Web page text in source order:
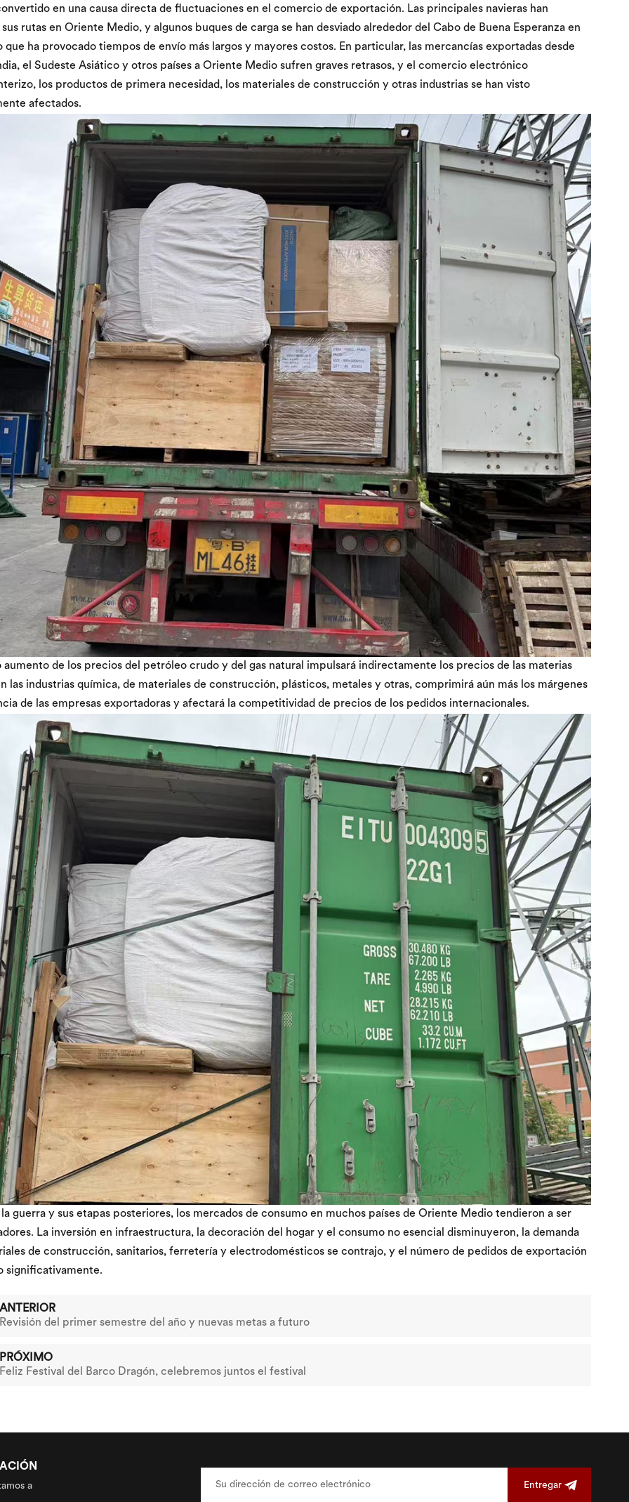
en una causa directa de fluctuaciones en el comercio de exportación. Las principales navieras han
rutas en Oriente Medio, y algunos buques de carga se han desviado alrededor del Cabo de Buena Esperanza en
que ha provocado tiempos de envío más largos y mayores costos. En particular, las mercancías exportadas desde
el Sudeste Asiático y otros países a Oriente Medio sufren graves retrasos, y el comercio electrónico
los productos de primera necesidad, los materiales de construcción y otras industrias se han visto
afectados.
aumento de los precios del petróleo crudo y del gas natural impulsará indirectamente los precios de las materias
las industrias química, de materiales de construcción, plásticos, metales y otras, comprimirá aún más los márgenes
de las empresas exportadoras y afectará la competitividad de precios de los pedidos internacionales.
guerra y sus etapas posteriores, los mercados de consumo en muchos países de Oriente Medio tendieron a ser
La inversión en infraestructura, la decoración del hogar y el consumo no esencial disminuyeron, la demanda
de construcción, sanitarios, ferretería y electrodomésticos se contrajo, y el número de pedidos de exportación
significativamente.
ANTERIOR
Revisión del primer semestre del año y nuevas metas a futuro
PRÓXIMO
Feliz Festival del Barco Dragón, celebremos juntos el festival
a
Entregar